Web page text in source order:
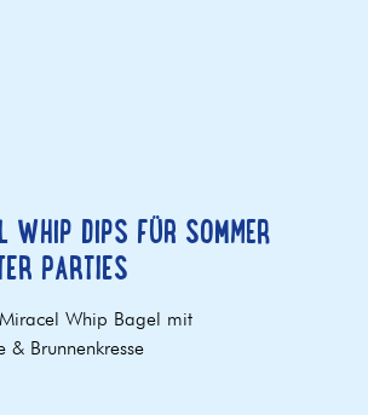
WHIP DIPS FÜR SOMMER
PARTIES